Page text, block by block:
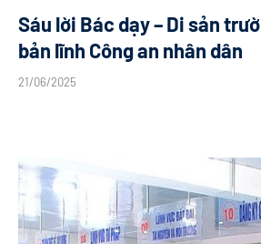
Sáu lời Bác dạy – Di sản
bản lĩnh Công an nhân dân
21/06/2025